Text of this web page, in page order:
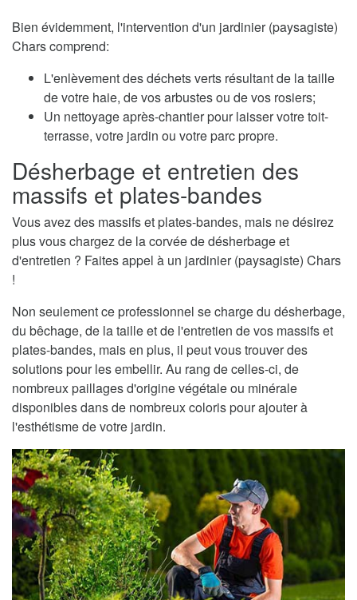
Bien évidemment, l'intervention d'un jardinier (paysagiste)
Chars comprend:
L'enlèvement des déchets verts résultant de la taille
de votre haie, de vos arbustes ou de vos rosiers;
Un nettoyage après-chantier pour laisser votre toit-
terrasse, votre jardin ou votre parc propre.
Désherbage et entretien des
massifs et plates-bandes
Vous avez des massifs et plates-bandes, mais ne désirez
plus vous chargez de la corvée de désherbage et
d'entretien ? Faites appel à un jardinier (paysagiste) Chars
!
Non seulement ce professionnel se charge du désherbage,
du bêchage, de la taille et de l'entretien de vos massifs et
plates-bandes, mais en plus, il peut vous trouver des
solutions pour les embellir. Au rang de celles-ci, de
nombreux paillages d'origine végétale ou minérale
disponibles dans de nombreux coloris pour ajouter à
l'esthétisme de votre jardin.